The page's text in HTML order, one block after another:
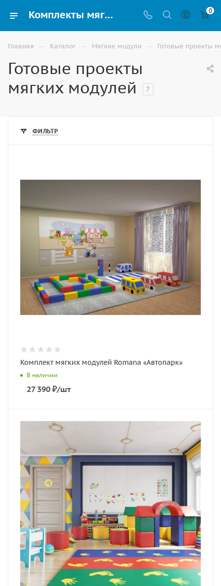
Комплекты мягких модулей для зала лечебной физкультуры купить в Владикавказе 0
Главная — Каталог — Мягкие модули — Готовые проекты
Готовые проекты
мягких модулей
7
ФИЛЬТР
Комплект мягких модулей Romana «Автопарк»
В наличии
27 390 ₽/шт